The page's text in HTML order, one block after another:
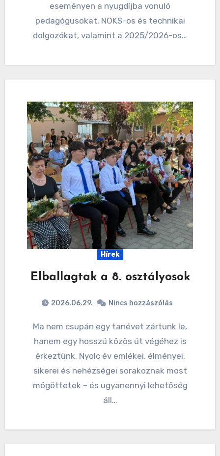
eseményen a nyugdíjba vonuló
pedagógusokat, NOKS-os és technikai
dolgozókat, valamint a 2025/2026-os…
Hírek
Elballagtak a 8. osztályosok
2026.06.29. Nincs hozzászólás
Ma nem csupán egy tanévet zártunk le,
hanem egy hosszú közös út végéhez is
érkeztünk. Nyolc év emlékei, élményei,
sikerei és nehézségei sorakoznak most
mögöttetek – és ugyanennyi lehetőség
áll…